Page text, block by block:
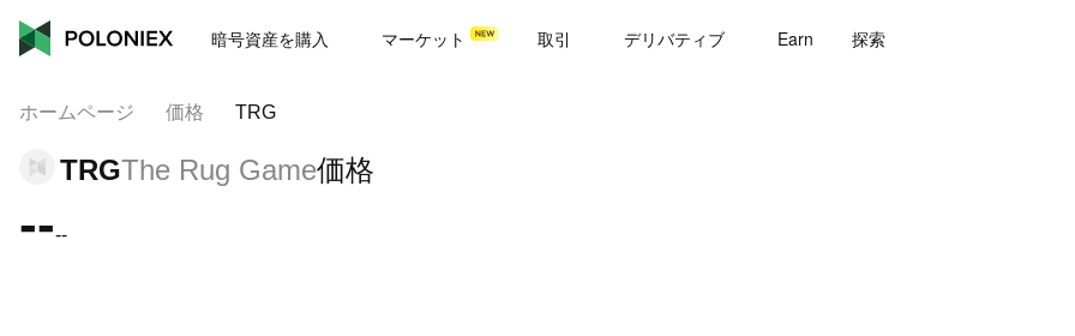
暗号資産を購入 マーケット 取引 デリバティブ Earn 探索
ホームページ 価格 TRG
TRGThe Rug Game価格
----